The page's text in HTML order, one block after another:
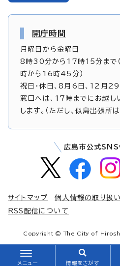
メニュー 情報をさがす
開庁時間
月曜日から金曜日
8時30分から17時15分まで
時から16時45分）
祝日・休日、8月6日、12月
窓口へは、17時までにお越し
します。（ただし、似島出張
広島市公式SNS
サイトマップ 個人情報の取り扱
RSS配信について
Copyright © The City of